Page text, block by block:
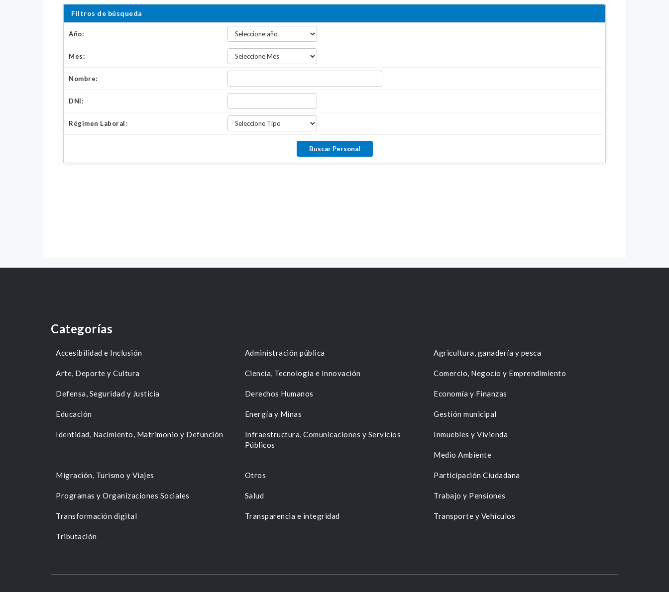
Filtros de búsqueda
Año:
Mes:
Nombre:
DNI:
Régimen Laboral:
Categorías
Accesibilidad e Inclusión Administración pública Agricultura, ganadería y pesca
Arte, Deporte y Cultura Ciencia, Tecnología e Innovación Comercio, Negocio y Emprendimiento
Defensa, Seguridad y Justicia Derechos Humanos Economía y Finanzas
Educación Energía y Minas Gestión municipal
Identidad, Nacimiento, Matrimonio y Defunción
Infraestructura, Comunicaciones y Servicios
Públicos
Inmuebles y Vivienda
Medio Ambiente
Migración, Turismo y Viajes Otros Participación Ciudadana
Programas y Organizaciones Sociales Salud Trabajo y Pensiones
Transformación digital Transparencia e integridad Transporte y Vehículos
Tributación